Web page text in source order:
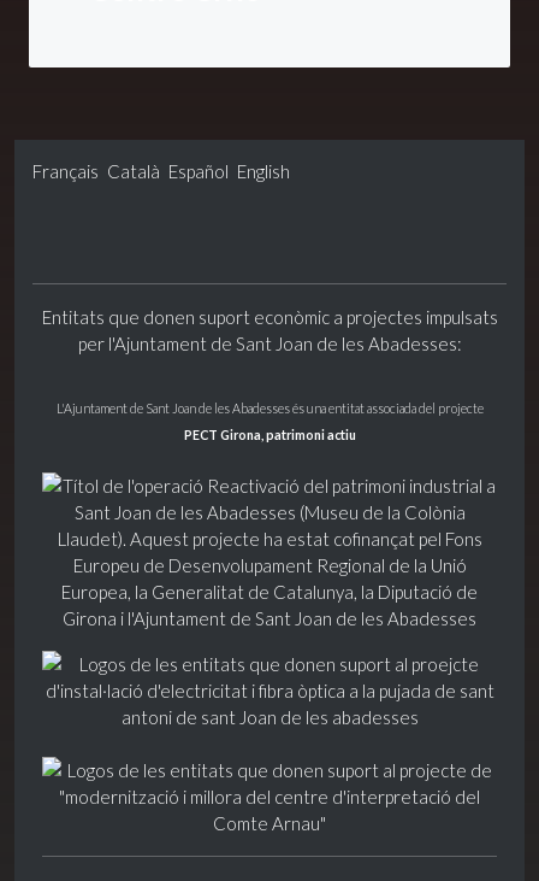
Français Català Español English
Entitats que donen suport econòmic a projectes impulsats
per l'Ajuntament de Sant Joan de les Abadesses:
L'Ajuntament de Sant Joan de les Abadesses és una entitat associada del projecte
PECT Girona, patrimoni actiu